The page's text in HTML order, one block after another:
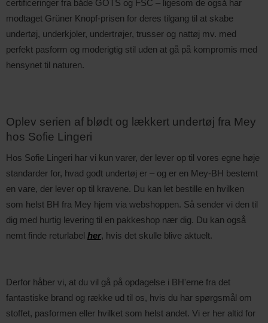
certificeringer fra både GOTS og FSC – ligesom de også har
modtaget Grüner Knopf-prisen for deres tilgang til at skabe
undertøj, underkjoler, undertrøjer, trusser og nattøj mv. med
perfekt pasform og moderigtig stil uden at gå på kompromis med
hensynet til naturen.
Oplev serien af blødt og lækkert undertøj fra Mey
hos Sofie Lingeri
Hos Sofie Lingeri har vi kun varer, der lever op til vores egne høje
standarder for, hvad godt undertøj er – og er en Mey-BH bestemt
en vare, der lever op til kravene. Du kan let bestille en hvilken
som helst BH fra Mey hjem via webshoppen. Så sender vi den til
dig med hurtig levering til en pakkeshop nær dig. Du kan også
nemt finde returlabel her, hvis det skulle blive aktuelt.
Derfor håber vi, at du vil gå på opdagelse i BH'erne fra det
fantastiske brand og række ud til os, hvis du har spørgsmål om
stoffet, pasformen eller hvilket som helst andet. Vi er her altid for